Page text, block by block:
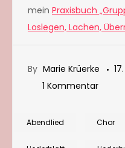
mein Praxisbuch
Loslegen, Lachen,
By Marie Krüerke
1 Kommentarzu
mit
Abendlied Chor